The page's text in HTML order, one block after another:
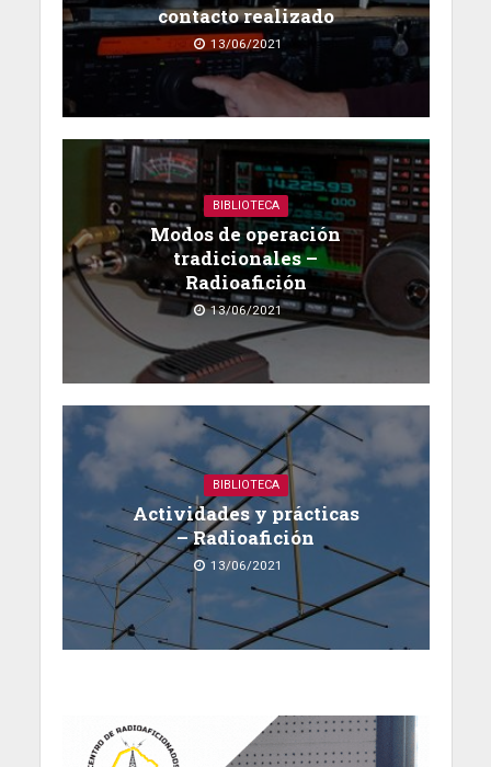
contacto realizado
13/06/2021
BIBLIOTECA
Modos de operación
tradicionales –
Radioafición
13/06/2021
BIBLIOTECA
Actividades y prácticas
– Radioafición
13/06/2021